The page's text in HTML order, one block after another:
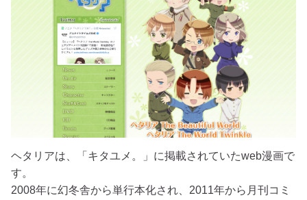
ヘタリアは、「キタユメ。」に掲載されていたweb漫画で
す。
2008年に幻冬舎から単行本化され、2011年から月刊コミ